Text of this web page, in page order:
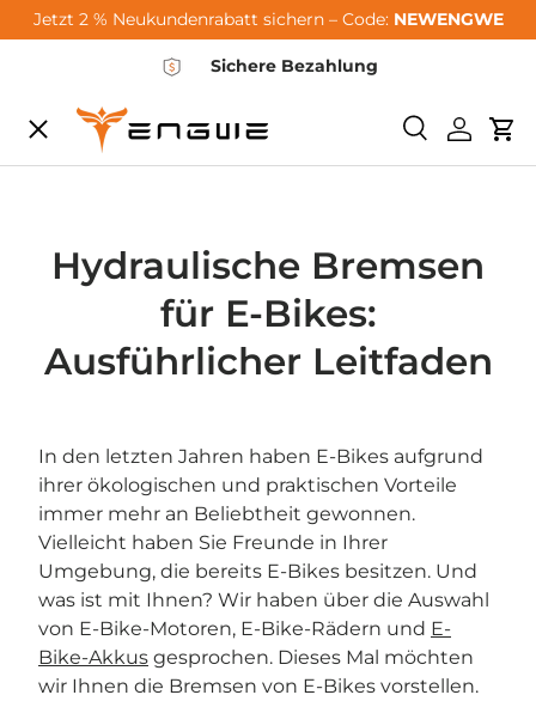
Ga naar de inhoud
Jetzt 2 % Neukundenrabatt sichern – Code: NEWENGWE
Sichere Bezahlung
Zoeken
Menu
City-Sale
E-Bikes
Support
Hydraulische Bremsen
für E-Bikes:
Ausführlicher Leitfaden
In den letzten Jahren haben E-Bikes aufgrund
ihrer ökologischen und praktischen Vorteile
immer mehr an Beliebtheit gewonnen.
Vielleicht haben Sie Freunde in Ihrer
Umgebung, die bereits E-Bikes besitzen. Und
was ist mit Ihnen? Wir haben über die Auswahl
von E-Bike-Motoren, E-Bike-Rädern und E-
Bike-Akkus gesprochen. Dieses Mal möchten
wir Ihnen die Bremsen von E-Bikes vorstellen.